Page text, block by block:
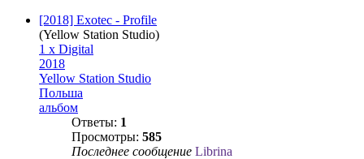
[2018] Exotec - Profile
(Yellow Station Studio)
1 x Digital
2018
Yellow Station Studio
Польша
альбом
Ответы: 1
Просмотры: 585
Последнее сообщение Librina